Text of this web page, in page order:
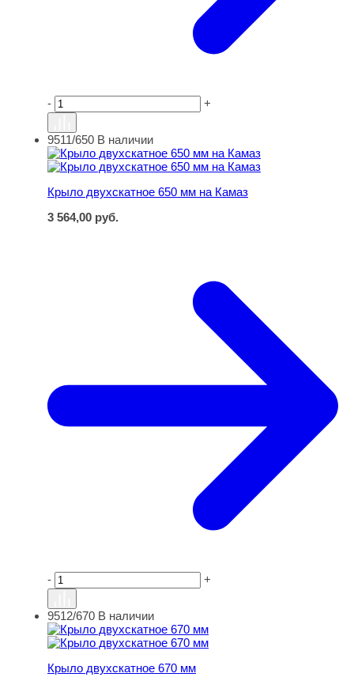
- +
Крыло двухскатное 650 мм на Камаз
9511/650 В наличии
Крыло двухскатное 650 мм на Камаз
3 564,00 руб.
- +
Крыло двухскатное 670 мм
9512/670 В наличии
Крыло двухскатное 670 мм